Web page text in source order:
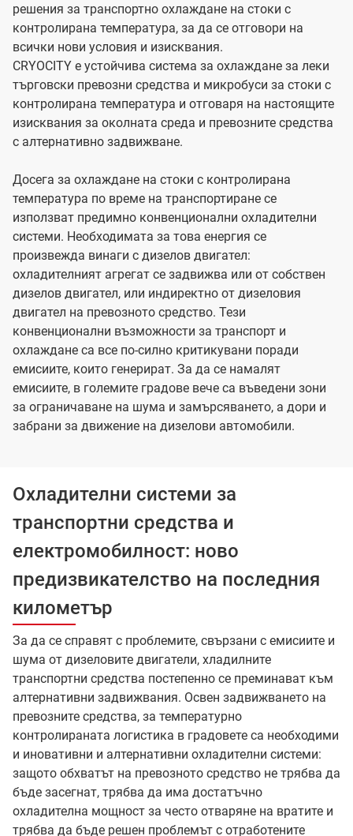
решения за транспортно охлаждане на стоки с
контролирана температура, за да се отговори на
всички нови условия и изисквания.
CRYOCITY е устойчива система за охлаждане за леки
търговски превозни средства и микробуси за стоки с
контролирана температура и отговаря на настоящите
изисквания за околната среда и превозните средства
с алтернативно задвижване.
Досега за охлаждане на стоки с контролирана
температура по време на транспортиране се
използват предимно конвенционални охладителни
системи. Необходимата за това енергия се
произвежда винаги с дизелов двигател:
охладителният агрегат се задвижва или от собствен
дизелов двигател, или индиректно от дизеловия
двигател на превозното средство. Тези
конвенционални възможности за транспорт и
охлаждане са все по-силно критикувани поради
емисиите, които генерират. За да се намалят
емисиите, в големите градове вече са въведени зони
за ограничаване на шума и замърсяването, а дори и
забрани за движение на дизелови автомобили.
Охладителни системи за
транспортни средства и
електромобилност: ново
предизвикателство на последния
километър
За да се справят с проблемите, свързани с емисиите и
шума от дизеловите двигатели, хладилните
транспортни средства постепенно се преминават към
алтернативни задвижвания. Освен задвижването на
превозните средства, за температурно
контролираната логистика в градовете са необходими
и иновативни и алтернативни охладителни системи:
защото обхватът на превозното средство не трябва да
бъде засегнат, трябва да има достатъчно
охладителна мощност за често отваряне на вратите и
трябва да бъде решен проблемът с отработените